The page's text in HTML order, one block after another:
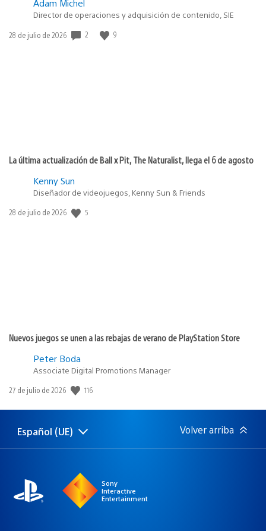
Adam Michel
Director de operaciones y adquisición de contenido, SIE
Fecha
28 de julio de 2026 2 9
La última actualización de Ball x Pit, The Naturalist, llega el 6 de agosto
Kenny Sun
Diseñador de videojuegos, Kenny Sun & Friends
Fecha
28 de julio de 2026 5
Nuevos juegos se unen a las rebajas de verano de PlayStation Store
Peter Boda
Associate Digital Promotions Manager
Fecha
publicación:
27 de julio de 2026 116
Selecciona
una
Región
actual:
Español (UE) Volver arriba
Sony
Interactive
Entertainment